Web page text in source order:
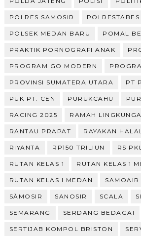
POLRES SAMOSIR
POLSEK MEDAN BARU POMAL
PRAKTIK PORNOGRAFI ANAK
PROGRAM GO MODERN
PROVINSI SUMATERA UTARA PT
PUK PT. CEN PURUKCAHU
RACING 2025 RAMAH
RANTAU PRAPAT RAYAKAN
RIYANTA RP150 TRILIUN RS
RUTAN KELAS 1 RUTAN KELAS 1
RUTAN KELAS I MEDAN SAMOAIR
SÀMOSIR SANOSIR SCALA
SEMARANG SERDANG BEDAGAI
SERTIJAB KOMPOL BRISTON